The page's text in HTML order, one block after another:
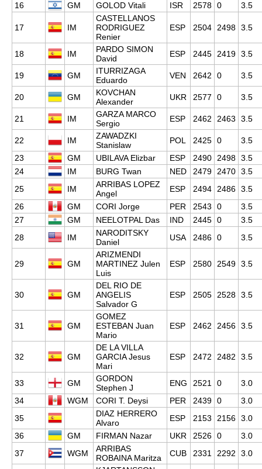
16
GM GOLOD Vitali ISR 2578 0 3.5
17 IM
CASTELLANOS
RODRIGUEZ
Renier
ESP 2504 2498 3.5
18 IM
PARDO SIMON
David
ESP 2445 2419 3.5
19 GM
ITURRIZAGA
Eduardo
VEN 2642 0 3.5
20 GM
KOVCHAN
Alexander
UKR 2577 0 3.5
21 IM
GARZA MARCO
Sergio
ESP 2462 2463 3.5
22 IM
ZAWADZKI
Stanislaw
POL 2425 0
3.5
23
GM UBILAVA Elizbar ESP 2490 2498 3.5
24
IM BURG Twan NED 2479 2470 3.5
25
IM
ARRIBAS LOPEZ
Angel
ESP 2494 2486 3.5
26
GM CORI Jorge PER 2543 0
3.5
27
GM NEELOTPAL Das IND 2445 0
3.5
28
IM
NARODITSKY
Daniel
USA 2486 0 3.5
29 GM
ARIZMENDI
MARTINEZ Julen
Luis
ESP 2580 2549 3.5
30 GM
DEL RIO DE
ANGELIS
Salvador G
ESP 2505 2528 3.5
31 GM
GOMEZ
ESTEBAN Juan
Mario
ESP 2462 2456 3.5
32 GM
DE LA VILLA
GARCIA Jesus
Mari
ESP 2472 2482 3.5
33 GM
GORDON
Stephen J
ENG 2521 0
3.0
34
WGM CORI T. Deysi PER 2439 0
3.0
35
DIAZ HERRERO
Alvaro
ESP 2153 2156 3.0
36
GM FIRMAN Nazar UKR 2526 0
3.0
37
WGM
ARRIBAS
ROBAINA Maritza
CUB 2331 2292 3.0